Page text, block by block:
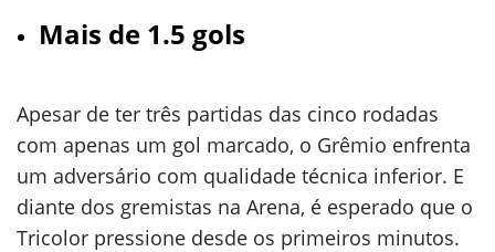
Mais de 1.5 gols
Apesar de ter três partidas das cinco rodadas
com apenas um gol marcado, o Grêmio enfrenta
um adversário com qualidade técnica inferior. E
diante dos gremistas na Arena, é esperado que o
Tricolor pressione desde os primeiros minutos.